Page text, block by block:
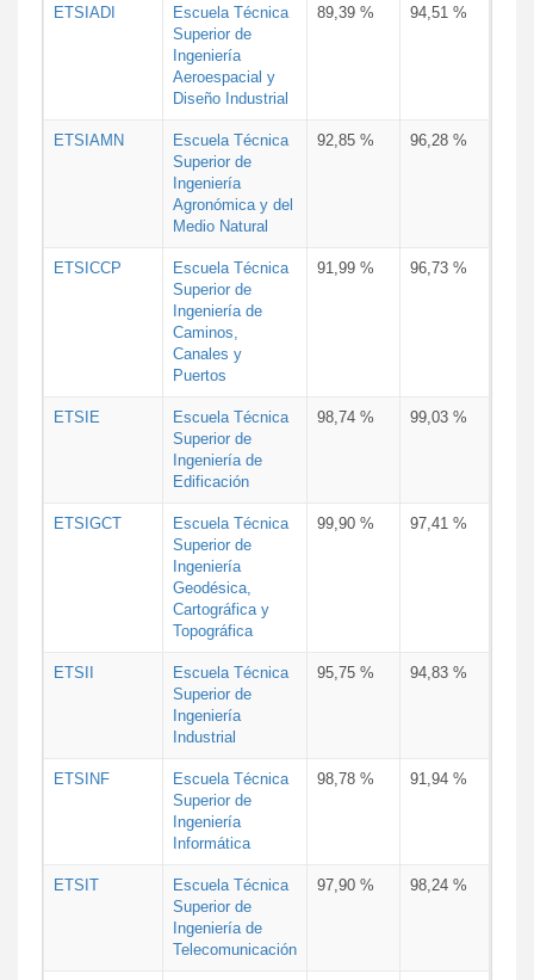
ETSIADI
Escuela Técnica
Superior de
Ingeniería
Aeroespacial y
Diseño Industrial
89,39 % 94,51 %
ETSIAMN
Escuela Técnica
Superior de
Ingeniería
Agronómica y del
Medio Natural
92,85 % 96,28 %
ETSICCP
Escuela Técnica
Superior de
Ingeniería de
Caminos,
Canales y
Puertos
91,99 % 96,73 %
ETSIE
Escuela Técnica
Superior de
Ingeniería de
Edificación
98,74 % 99,03 %
ETSIGCT
Escuela Técnica
Superior de
Ingeniería
Geodésica,
Cartográfica y
Topográfica
99,90 % 97,41 %
ETSII
Escuela Técnica
Superior de
Ingeniería
Industrial
95,75 % 94,83 %
ETSINF
Escuela Técnica
Superior de
Ingeniería
Informática
98,78 % 91,94 %
ETSIT
Escuela Técnica
Superior de
Ingeniería de
Telecomunicación
97,90 % 98,24 %